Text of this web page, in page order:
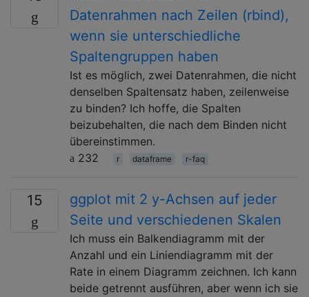
Datenrahmen nach Zeilen (rbind),
wenn sie unterschiedliche
Spaltengruppen haben
Ist es möglich, zwei Datenrahmen, die nicht
denselben Spaltensatz haben, zeilenweise
zu binden? Ich hoffe, die Spalten
beizubehalten, die nach dem Binden nicht
übereinstimmen.
232
r dataframe r-faq
15
ggplot mit 2 y-Achsen auf jeder
Seite und verschiedenen Skalen
Ich muss ein Balkendiagramm mit der
Anzahl und ein Liniendiagramm mit der
Rate in einem Diagramm zeichnen. Ich kann
beide getrennt ausführen, aber wenn ich sie